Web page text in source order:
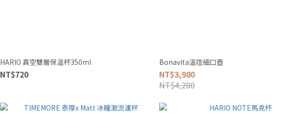
HARIO 真空雙層保溫杯350ml
NT$720
Bonavita溫控細口壺
NT$3,980
NT$4,280